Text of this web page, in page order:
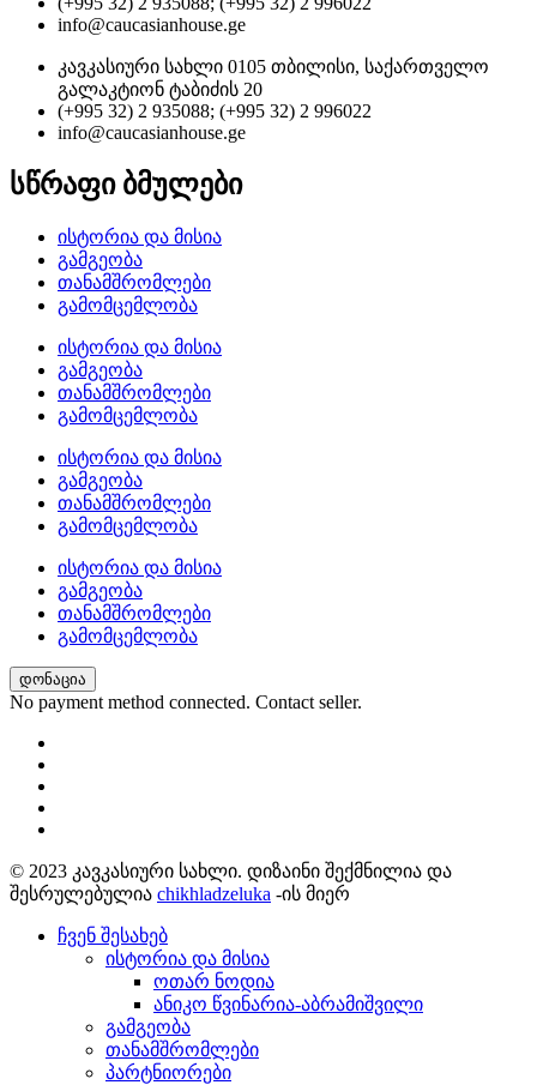
info@caucasianhouse.ge
კავკასიური სახლი 0105 თბილისი, საქართველო
გალაკტიონ ტაბიძის 20
(+995 32) 2 935088; (+995 32) 2 996022
info@caucasianhouse.ge
სწრაფი ბმულები
ისტორია და მისია
გამგეობა
თანამშრომლები
გამომცემლობა
ისტორია და მისია
გამგეობა
თანამშრომლები
გამომცემლობა
ისტორია და მისია
გამგეობა
თანამშრომლები
გამომცემლობა
ისტორია და მისია
გამგეობა
თანამშრომლები
გამომცემლობა
დონაცია
No payment method connected. Contact seller.
© 2023 კავკასიური სახლი. დიზაინი შექმნილია და
შესრულებულია chikhladzeluka -ის მიერ
ჩვენ შესახებ
ისტორია და მისია
ოთარ ნოდია
ანიკო წვინარია-აბრამიშვილი
გამგეობა
თანამშრომლები
პარტნიორები